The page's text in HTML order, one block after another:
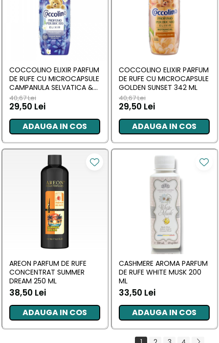
COCCOLINO ELIXIR PARFUM
DE RUFE CU MICROCAPSULE
CAMPANULA SELVATICA &
BERGAMOTTO 342 ML
40,67 Lei
29,50 Lei
ADAUGA IN COS
COCCOLINO ELIXIR PARFUM
DE RUFE CU MICROCAPSULE
GOLDEN SUNSET 342 ML
40,67 Lei
29,50 Lei
ADAUGA IN COS
AREON PARFUM DE RUFE
CONCENTRAT SUMMER
DREAM 250 ML
38,50 Lei
ADAUGA IN COS
CASHMERE AROMA PARFUM
DE RUFE WHITE MUSK 200
ML
33,50 Lei
ADAUGA IN COS